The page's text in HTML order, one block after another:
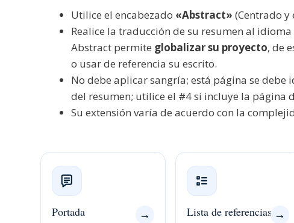
Utilice el encabezado «Abstract» (Centrado y
Realice la traducción de su resumen al
Abstract permite globalizar su proyecto, de
o usar de referencia su escrito.
No debe aplicar sangría; está página se debe
del resumen; utilice el #4 si incluye la página
Su extensión varía de acuerdo con la
Portada → Lista de referencias →